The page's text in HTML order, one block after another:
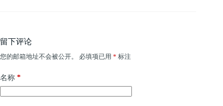
留下评论
您的邮箱地址不会被公开。 必填项已用 * 标注
名称 *